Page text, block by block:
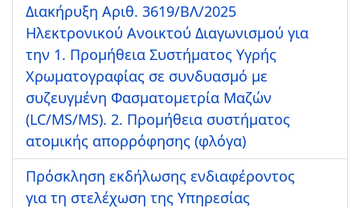
Διακήρυξη Αριθ. 3619/ΒΛ/2025
Ηλεκτρονικού Ανοικτού Διαγωνισμού για
την 1. Προμήθεια Συστήματος Υγρής
Χρωματογραφίας σε συνδυασμό με
συζευγμένη Φασματομετρία Μαζών
(LC/MS/MS). 2. Προμήθεια συστήματος
ατομικής απορρόφησης (φλόγα)
Πρόσκληση εκδήλωσης ενδιαφέροντος
για τη στελέχωση της Υπηρεσίας